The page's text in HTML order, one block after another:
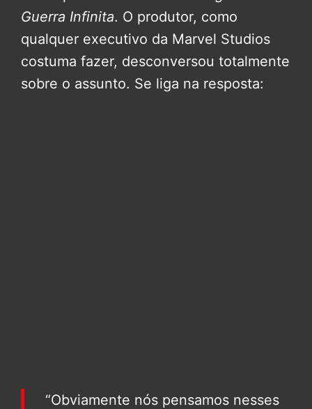
Guerra Infinita. O produtor, como
qualquer executivo da Marvel Studios
costuma fazer, desconversou totalmente
sobre o assunto. Se liga na resposta:
“Obviamente nós pensamos nesses